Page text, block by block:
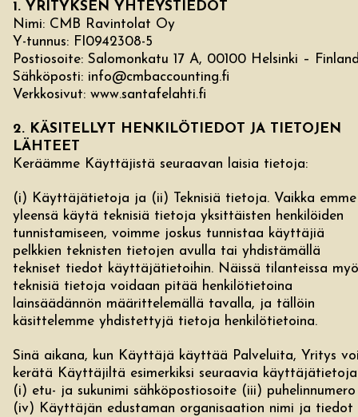
1. YRITYKSEN YHTEYSTIEDOT
Nimi: CMB Ravintolat Oy
Y-tunnus: FI0942308-5
Postiosoite: Salomonkatu 17 A, 00100 Helsinki –
Sähköposti: info@cmbaccounting.fi
Verkkosivut: www.santafelahti.fi
2. KÄSITELLYT HENKILÖTIEDOT JA TIETOJEN
LÄHTEET
Keräämme Käyttäjistä seuraavan laisia tietoja:
(i) Käyttäjätietoja ja (ii) Teknisiä tietoja. Vaikka emme
yleensä käytä teknisiä tietoja yksittäisten henkilöiden
tunnistamiseen, voimme joskus tunnistaa käyttäjiä
pelkkien teknisten tietojen avulla tai yhdistämällä
tekniset tiedot käyttäjätietoihin. Näissä tilanteissa
teknisiä tietoja voidaan pitää henkilötietoina
lainsäädännön määrittelemällä tavalla, ja tällöin
käsittelemme yhdistettyjä tietoja henkilötietoina.
Sinä aikana, kun Käyttäjä käyttää Palveluita, Yritys
kerätä Käyttäjiltä esimerkiksi seuraavia
(i) etu- ja sukunimi sähköpostiosoite (iii) puhelinnumero
(iv) Käyttäjän edustaman organisaation nimi ja tiedot